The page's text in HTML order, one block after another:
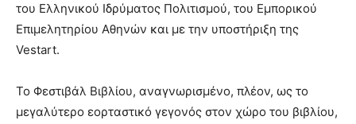
του Ελληνικού Ιδρύματος Πολιτισμού, του Εμπορικού
Επιμελητηρίου Αθηνών και με την υποστήριξη της
Vestart.
Το Φεστιβάλ Βιβλίου, αναγνωρισμένο, πλέον, ως το
μεγαλύτερο εορταστικό γεγονός στον χώρο του βιβλίου,